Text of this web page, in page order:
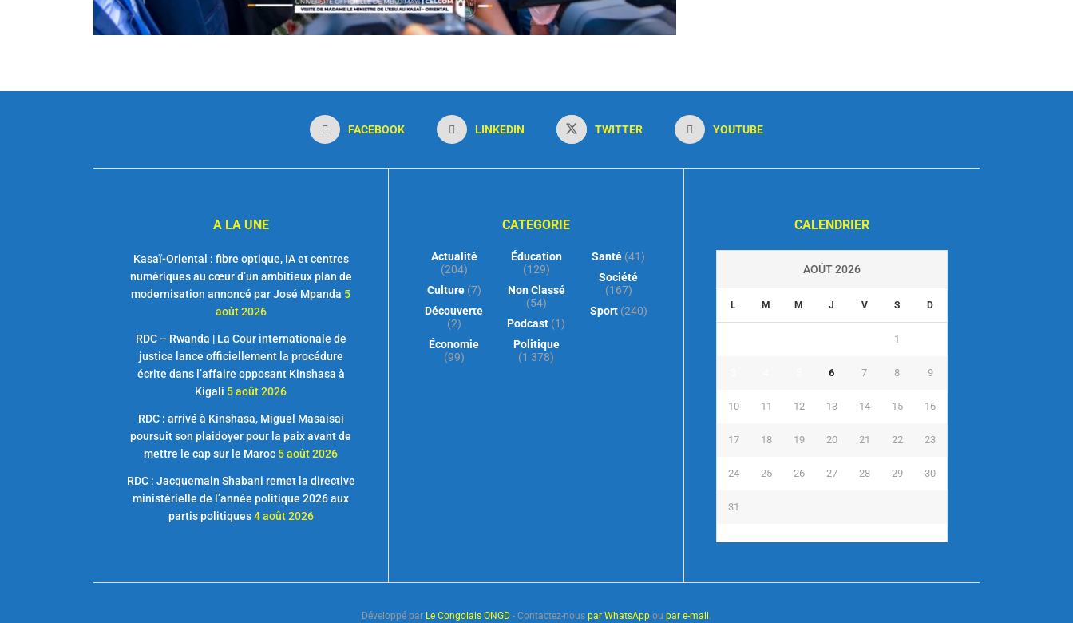
FACEBOOK LINKEDIN TWITTER YOUTUBE
A LA UNE
Kasaï-Oriental : fibre optique, IA et centres
numériques au cœur d’un ambitieux plan de
modernisation annoncé par José Mpanda 5
août 2026
RDC – Rwanda | La Cour internationale de
justice lance officiellement la procédure
écrite dans l’affaire opposant Kinshasa à
Kigali 5 août 2026
RDC : arrivé à Kinshasa, Miguel Masaisai
poursuit son plaidoyer pour la paix avant de
mettre le cap sur le Maroc 5 août 2026
RDC : Jacquemain Shabani remet la directive
ministérielle de l’année politique 2026 aux
partis politiques 4 août 2026
CATEGORIE
Actualité
(204)
Culture(7)
Découverte
(2)
Économie
(99)
Éducation
(129)
Non Classé
(54)
Podcast (1)
Politique
(1 378)
Santé (41)
Société
(167)
Sport(240)
CALENDRIER
AOÛT 2026
L M M J V S D
1
6 7 8 9
10 11 12 13 14 15 16
17 18 19 20 21 22 23
24 25 26 27 28 29 30
31
Développé par Le Congolais ONGD - Contactez-nous par WhatsApp ou par e-mail.